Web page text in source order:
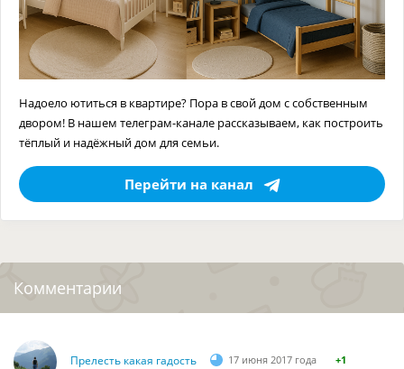
Надоело ютиться в квартире? Пора в свой дом с собственным
двором! В нашем телеграм-канале рассказываем, как построить
тёплый и надёжный дом для семьи.
Перейти на канал
Комментарии
Прелесть какая гадость 17 июня 2017 года +1